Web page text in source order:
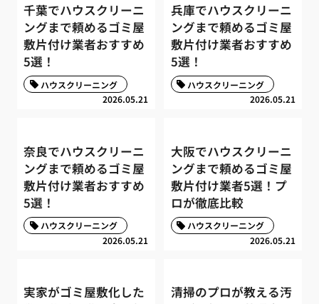
千葉でハウスクリーニ
ングまで頼めるゴミ屋
敷片付け業者おすすめ
5選！
2026.05.21
ハウスクリーニング
兵庫でハウスクリーニ
ングまで頼めるゴミ屋
敷片付け業者おすすめ
5選！
2026.05.21
ハウスクリーニング
奈良でハウスクリーニ
ングまで頼めるゴミ屋
敷片付け業者おすすめ
5選！
2026.05.21
ハウスクリーニング
大阪でハウスクリーニ
ングまで頼めるゴミ屋
敷片付け業者5選！プ
ロが徹底比較
2026.05.21
ハウスクリーニング
実家がゴミ屋敷化した
清掃のプロが教える汚